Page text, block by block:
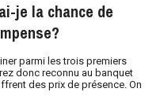
je la chance de
parmi les trois premiers
donc reconnu au banquet
des prix de présence. On